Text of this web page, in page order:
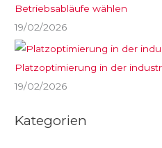
Betriebsabläufe wählen
19/02/2026
Platzoptimierung in der
19/02/2026
Kategorien